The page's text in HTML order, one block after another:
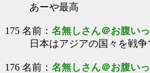
あーや最高
175 名前： 名無しさん＠お腹い
日本はアジアの国々を戦
176 名前： 名無しさん＠お腹い